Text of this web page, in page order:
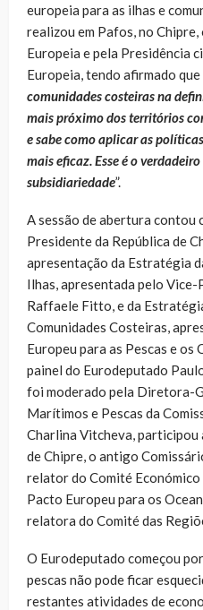
europeia para as ilhas e
realizou em Pafos, no
Europeia e pela Presidência
Europeia, tendo afirmado que
comunidades costeiras na
mais próximo dos territórios
e sabe como aplicar as
mais eficaz. Esse é o
subsidiariedade”.
A sessão de abertura contou
Presidente da República de
apresentação da Estratégia
Ilhas, apresentada pelo
Raffaele Fitto, e da
Comunidades Costeiras,
Europeu para as Pescas e os
painel do Eurodeputado
foi moderado pela Diretora-
Marítimos e Pescas da
Charlina Vitcheva,
de Chipre, o antigo
relator do Comité Económico
Pacto Europeu para os
relatora do Comité das
O Eurodeputado começou
pescas não pode ficar
restantes atividades de